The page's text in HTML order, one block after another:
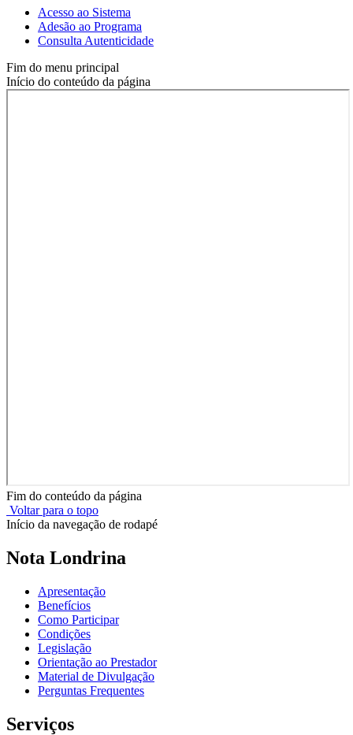
Acesso ao Sistema
Adesão ao Programa
Consulta Autenticidade
Fim do menu principal
Início do conteúdo da página
Fim do conteúdo da página
Voltar para o topo
Início da navegação de rodapé
Nota Londrina
Apresentação
Benefícios
Como Participar
Condições
Legislação
Orientação ao Prestador
Material de Divulgação
Perguntas Frequentes
Serviços